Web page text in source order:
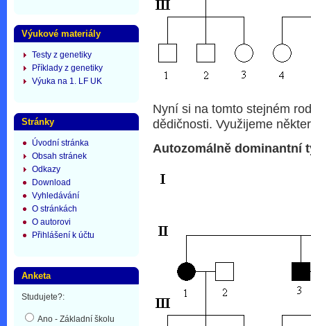
Nyní si na tomto stejném
dědičnosti. Využijeme
Autozomálně dominantní
Výukové materiály
Testy z genetiky
Příklady z genetiky
Výuka na 1. LF UK
Stránky
Úvodní stránka
Obsah stránek
Odkazy
Download
Vyhledávání
O stránkách
O autorovi
Přihlášení k účtu
Anketa
Studujete?:
Ano - Základní školu